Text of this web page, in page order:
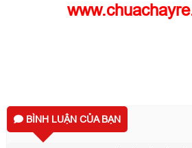
BÌNH LUẬN CỦA BẠN